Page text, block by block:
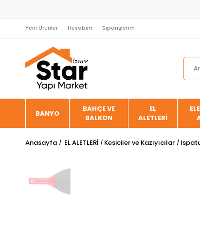
Yeni Ürünler Hesabım Siparişlerim
BANYO
BAHÇE VE
BALKON
EL
ALETLERİ
Anasayfa EL ALETLERİ Kesiciler ve Kazıyıcılar